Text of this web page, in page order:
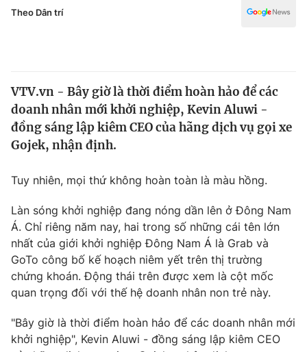
Pháp luật
Thế giới
Tin tức
Thế giới đó đây
Câu chuyện quốc tế
Kinh tế
Góc doanh nghiệp
Dữ liệu và đời sống
Truyền hình
Phim VTV
Hậu trường
Nhân vật
Khán giả
Giải trí
Điện ảnh
Sao
Đời sống
Du lịch
Giáo dục
Theo Dân trí
VTV.vn - Bây giờ là thời điểm hoàn hảo để các
doanh nhân mới khởi nghiệp, Kevin Aluwi -
đồng sáng lập kiêm CEO của hãng dịch vụ gọi xe
Gojek, nhận định.
Tuy nhiên, mọi thứ không hoàn toàn là màu hồng.
Làn sóng khởi nghiệp đang nóng dần lên ở Đông Nam
Á. Chỉ riêng năm nay, hai trong số những cái tên lớn
nhất của giới khởi nghiệp Đông Nam Á là Grab và
GoTo công bố kế hoạch niêm yết trên thị trường
chứng khoán. Động thái trên được xem là cột mốc
quan trọng đối với thế hệ doanh nhân non trẻ này.
"Bây giờ là thời điểm hoàn hảo để các doanh nhân mới
khởi nghiệp", Kevin Aluwi - đồng sáng lập kiêm CEO